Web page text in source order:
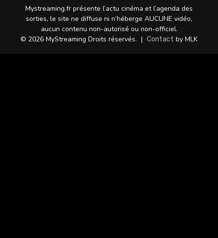
Mystreaming.fr présente l’actu cinéma et l’agenda des
sorties, le site ne diffuse ni n’héberge AUCUNE vidéo,
aucun contenu non-autorisé ou non-officiel.
© 2026 MyStreaming Droits réservés. | Contact by MLK